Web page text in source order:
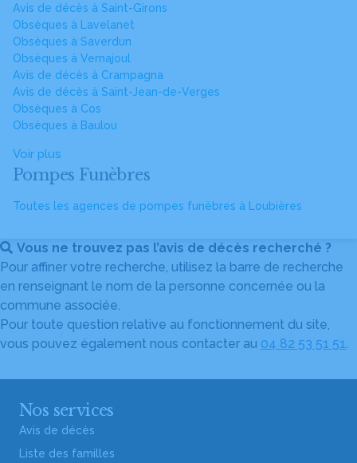
Avis de décès à Saint-Girons
Obsèques à Lavelanet
Obsèques à Saverdun
Obsèques à Vernajoul
Avis de décès à Crampagna
Avis de décès à Saint-Jean-de-Verges
Obsèques à Cos
Obsèques à Baulou
Voir plus
Pompes Funèbres
Toutes les agences de pompes funèbres à Loubières
Vous ne trouvez pas l’avis de décès recherché ?
Pour affiner votre recherche, utilisez la barre de recherche
en renseignant le nom de la personne concernée ou la
commune associée.
Pour toute question relative au fonctionnement du site,
vous pouvez également nous contacter au 04 82 53 51 51.
Nos services
Avis de décès
Liste des familles